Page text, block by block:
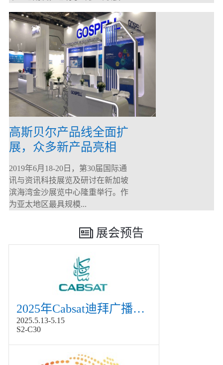
高斯贝尔产品线全面扩
展，众多新产品亮相
CommunicAsia 2019
2019年6月18-20日，第30届国际通
讯与资讯科技展览及研讨在新加坡
滨海湾金沙展览中心隆重举行。作
为亚太地区最具规模...
展会预告
2025年Cabsat迪拜广播电视展
2025.5.13-5.15
S2-C30